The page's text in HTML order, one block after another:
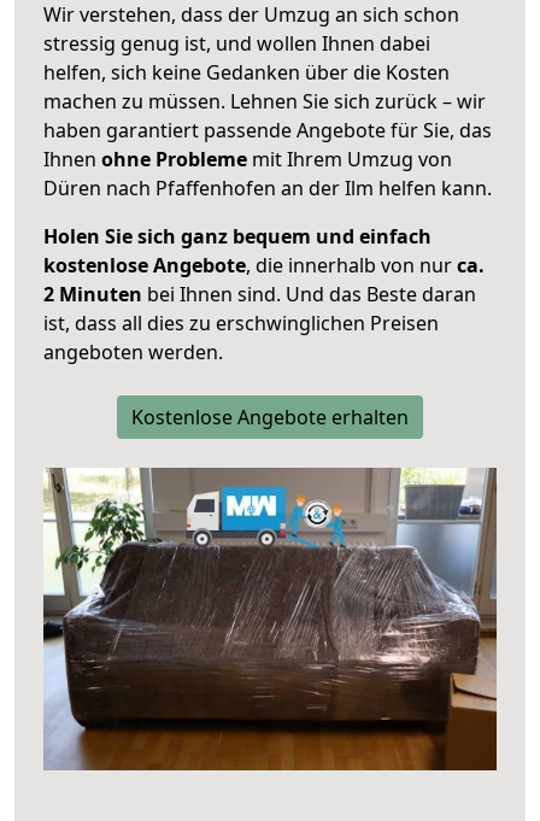
Wir verstehen, dass der Umzug an sich schon
stressig genug ist, und wollen Ihnen dabei
helfen, sich keine Gedanken über die Kosten
machen zu müssen. Lehnen Sie sich zurück – wir
haben garantiert passende Angebote für Sie, das
Ihnen ohne Probleme mit Ihrem Umzug von
Düren nach Pfaffenhofen an der Ilm helfen kann.
Holen Sie sich ganz bequem und einfach
kostenlose Angebote, die innerhalb von nurca.
2 Minuten bei Ihnen sind. Und das Beste daran
ist, dass all dies zu erschwinglichen Preisen
angeboten werden.
Kostenlose Angebote erhalten